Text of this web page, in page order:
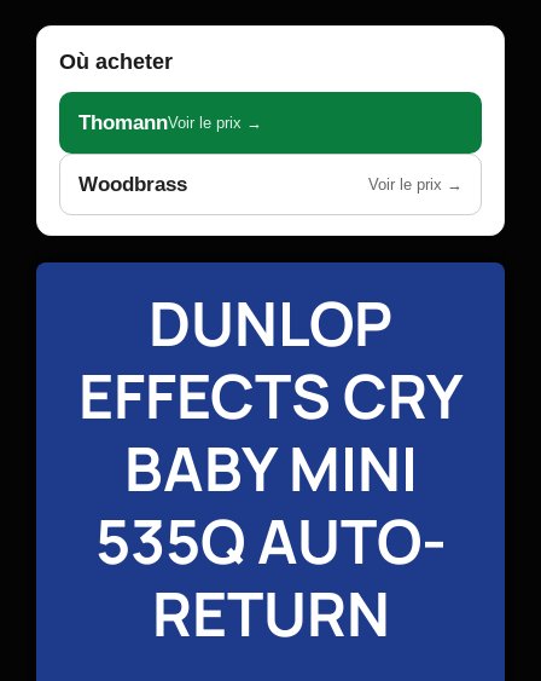
Où acheter
ThomannVoir le prix →
Woodbrass Voir le prix →
DUNLOP
EFFECTS CRY
BABY MINI
535Q AUTO-
RETURN